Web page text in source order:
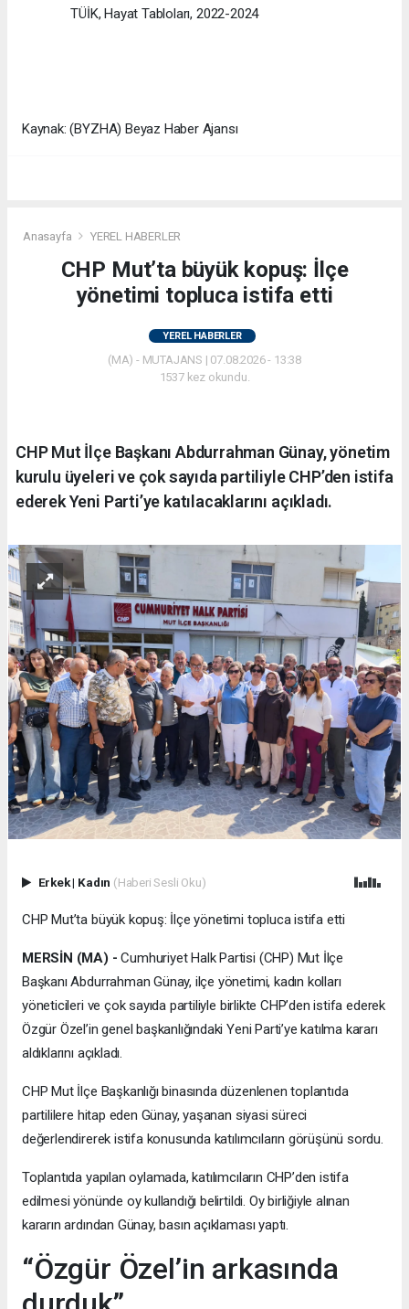
TÜİK, Hayat Tabloları, 2022-2024
Kaynak: (BYZHA) Beyaz Haber Ajansı
Anasayfa YEREL HABERLER
CHP Mut’ta büyük kopuş: İlçe
yönetimi topluca istifa etti
YEREL HABERLER
(MA) - MUTAJANS | 07.08.2026 - 13:38
1537 kez okundu.
CHP Mut İlçe Başkanı Abdurrahman Günay, yönetim
kurulu üyeleri ve çok sayıda partiliyle CHP’den istifa
ederek Yeni Parti’ye katılacaklarını açıkladı.
Erkek| Kadın (Haberi Sesli Oku)
CHP Mut’ta büyük kopuş: İlçe yönetimi topluca istifa etti
MERSİN (MA) - Cumhuriyet Halk Partisi (CHP) Mut İlçe
Başkanı Abdurrahman Günay, ilçe yönetimi, kadın kolları
yöneticileri ve çok sayıda partiliyle birlikte CHP’den istifa ederek
Özgür Özel’in genel başkanlığındaki Yeni Parti’ye katılma kararı
aldıklarını açıkladı.
CHP Mut İlçe Başkanlığı binasında düzenlenen toplantıda
partililere hitap eden Günay, yaşanan siyasi süreci
değerlendirerek istifa konusunda katılımcıların görüşünü sordu.
Toplantıda yapılan oylamada, katılımcıların CHP’den istifa
edilmesi yönünde oy kullandığı belirtildi. Oy birliğiyle alınan
kararın ardından Günay, basın açıklaması yaptı.
“Özgür Özel’in arkasında